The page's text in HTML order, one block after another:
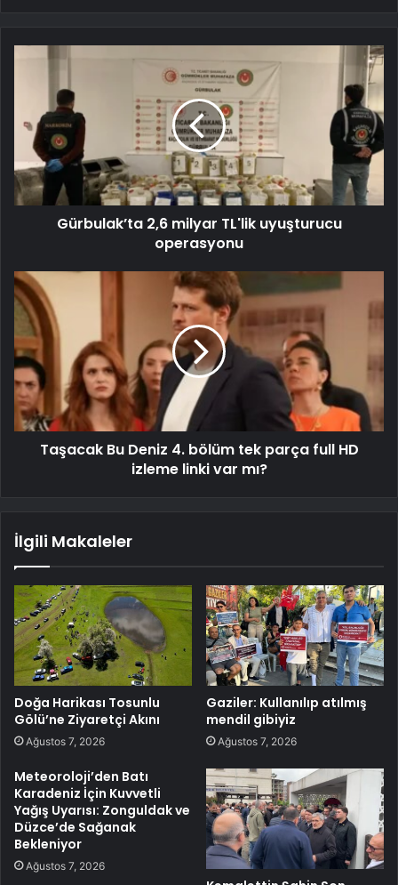
Gürbulak’ta 2,6 milyar TL'lik uyuşturucu
operasyonu
Taşacak Bu Deniz 4. bölüm tek parça full HD
izleme linki var mı?
İlgili Makaleler
Doğa Harikası Tosunlu
Gölü’ne Ziyaretçi Akını
Ağustos 7, 2026
Gaziler: Kullanılıp atılmış
mendil gibiyiz
Ağustos 7, 2026
Meteoroloji’den Batı
Karadeniz İçin Kuvvetli
Yağış Uyarısı: Zonguldak ve
Düzce’de Sağanak
Bekleniyor
Ağustos 7, 2026